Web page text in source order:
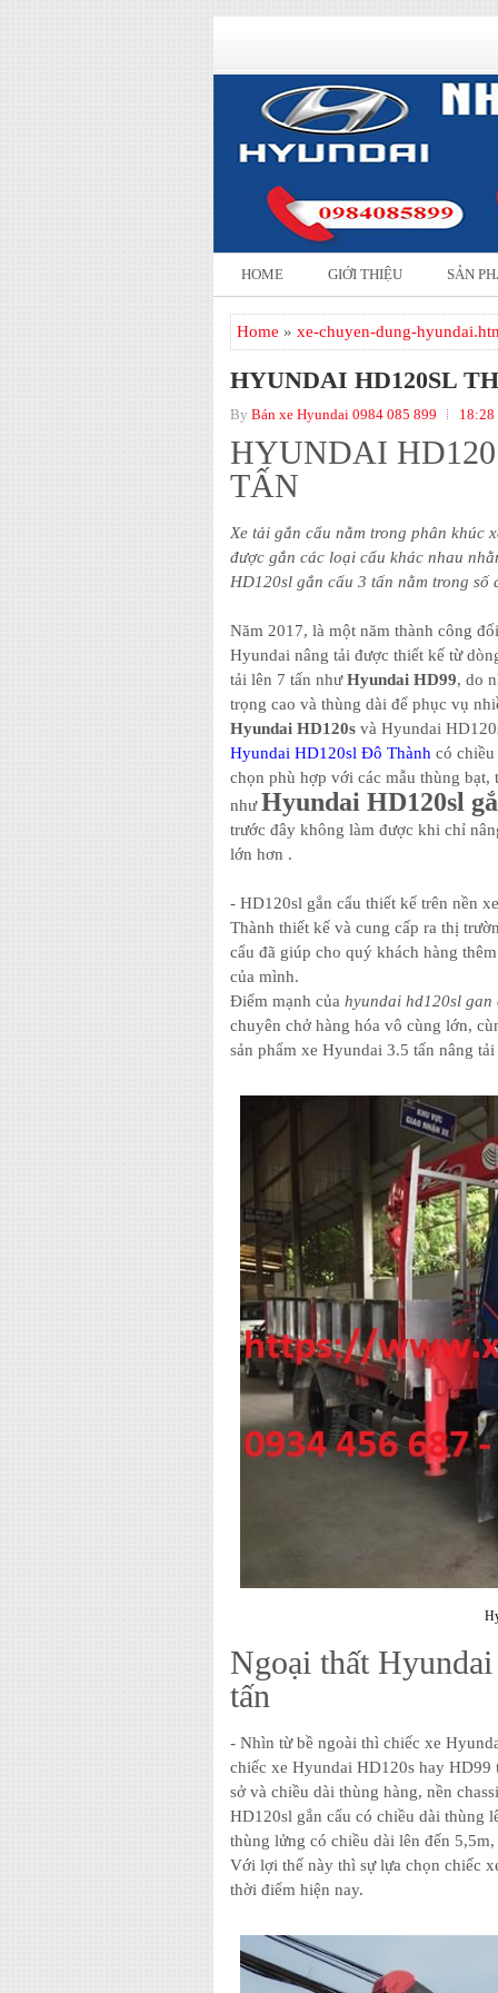
HOME GIỚI THIỆU SẢN
Home » xe-chuyen-dung-
HYUNDAI HD120SL
By Bán xe Hyundai 0984 085 899 18:28
HYUNDAI
TẤN
Xe tải gắn cẩu nằm trong phân khúc
được gắn các loại cẩu khác nhau
HD120sl gắn cẩu 3 tấn nằm trong số
Năm 2017, là một năm thành công
Hyundai nâng tải được thiết kế từ
tải lên 7 tấn nhưHyundai HD99, do
trọng cao và thùng dài để phục vụ
Hyundai HD120s và Hyundai
Hyundai HD120sl Đô Thành có
chọn phù hợp với các mẫu thùng
nhưHyundai HD120sl
trước đây không làm được khi chỉ
lớn hơn .
- HD120sl gắn cẩu thiết kế trên nền
Thành thiết kế và cung cấp ra thị
cẩu đã giúp cho quý khách hàng
của mình.
Điểm mạnh của hyundai hd120sl gan
chuyên chở hàng hóa vô cùng lớn,
sản phẩm xe Hyundai 3.5 tấn nâng
Ngoại thất
tấn
- Nhìn từ bề ngoài thì chiếc xe
chiếc xe Hyundai HD120s hay
sở và chiều dài thùng hàng, nền
HD120sl gắn cẩu có chiều dài thùng
thùng lửng có chiều dài lên đến
Với lợi thế này thì sự lựa chọn chiếc
thời điểm hiện nay.